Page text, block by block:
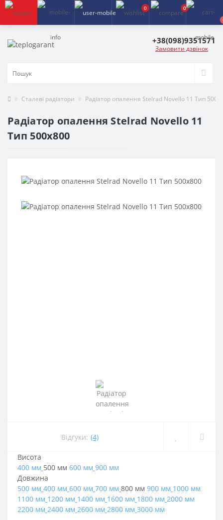
0
0
+38(098)9351571
Замовити дзвінок
Сталеві радіатори Радіатор опалення Stelrad Novello 11 Тип
Радіатор опалення Stelrad Novello 11
Тип 500х800
Відгуки: (4)
Висота
400 мм 500 мм 600 мм 900 мм
Довжина
500 мм 400 мм 600 мм 700 мм 800 мм 900 мм 1000 мм
1100 мм 1200 мм 1400 мм 1600 мм 1800 мм 2000 мм
2200 мм 2400 мм 2600 мм 2800 мм 3000 мм